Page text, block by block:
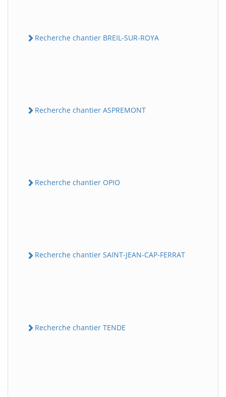
Recherche chantier BREIL-SUR-ROYA
Recherche chantier ASPREMONT
Recherche chantier OPIO
Recherche chantier SAINT-JEAN-CAP-FERRAT
Recherche chantier TENDE